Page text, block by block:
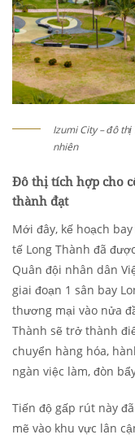
Izumi City – đô
nhiên
Đô thị tích hợp cho
thành đạt
Mới đây, kế hoạch
tế Long Thành đã
Quân đội nhân dân
giai đoạn 1 sân bay
thương mại vào nửa
Thành sẽ trở thành
chuyển hàng hóa,
ngàn việc làm, đòn
Tiến độ gấp rút này
mẽ vào khu vực lân